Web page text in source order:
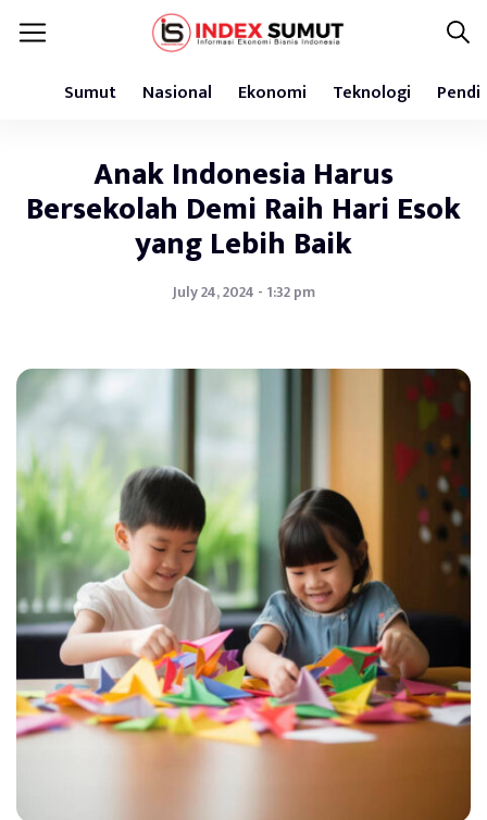
Sumut Nasional Ekonomi Teknologi
Anak Indonesia Harus
Bersekolah Demi Raih Hari Esok
yang Lebih Baik
July 24, 2024 - 1:32 pm